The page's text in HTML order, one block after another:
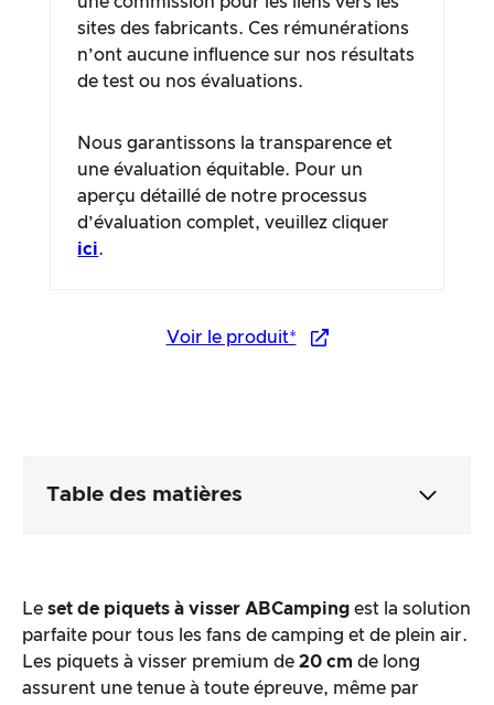
sites des fabricants. Ces rémunérations
n’ont aucune influence sur nos résultats
de test ou nos évaluations.
Nous garantissons la transparence et
une évaluation équitable. Pour un
aperçu détaillé de notre processus
d’évaluation complet, veuillez cliquer
ici.
Voir le produit*
Table des matières
Traitement des produits & apparence
Le test pratique
Le set de piquets à visser ABCamping est la solution
parfaite pour tous les fans de camping et de plein air.
Les piquets à visser premium de 20 cm de long
assurent une tenue à toute épreuve, même par